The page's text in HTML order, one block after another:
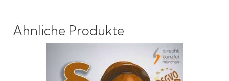
Ähnliche Produkte